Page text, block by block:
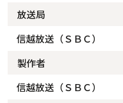
放送局
信越放送（ＳＢＣ）
製作者
信越放送（ＳＢＣ）